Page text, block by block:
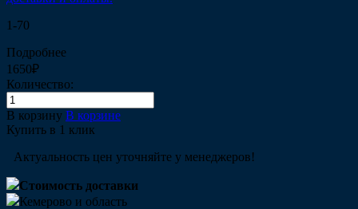
1-70
Подробнее
1650₽
Количество:
В корзину В корзине
Купить в 1 клик
Актуальность цен уточняйте у менеджеров!
Стоимость доставки
Кемерово и область